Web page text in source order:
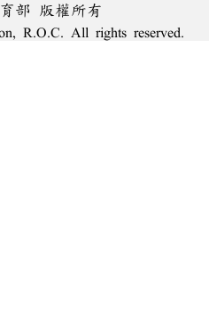
部 版權所有
R.O.C. All rights reserved.